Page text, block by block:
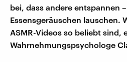
bei, dass andere entspannen
Essensgeräuschen lauschen.
ASMR-Videos so beliebt sind,
Wahrnehmungspsychologe